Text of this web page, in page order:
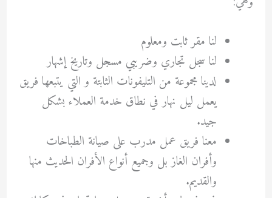
لنا مقر ثابت ومعلوم
لنا سجل تجاري وضريبي مسجل وتاريخ إشهار
لدينا مجموعة من التليفونات الثابتة و التي يتبعها فريق
يعمل ليل نهار في نطاق خدمة العملاء بشكل
جيد.
معنا فريق عمل مدرب على صيانة الطباخات
وأفران الغاز بل وجميع أنواع الأفران الحديث منها
والقديم.